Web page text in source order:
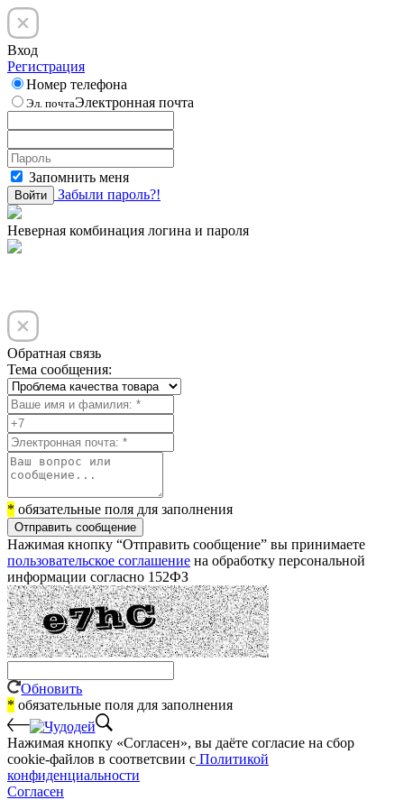
Вход
Регистрация
Номер телефона
Эл. почтаЭлектронная почта
Запомнить меня
Войти Забыли пароль?!
Неверная комбинация логина и пароля
Обратная связь
Тема сообщения:
* обязательные поля для заполнения
Отправить сообщение
Нажимая кнопку “Отправить сообщение” вы принимаете
пользовательское соглашение на обработку персональной
информации согласно 152ФЗ
Обновить
* обязательные поля для заполнения
Нажимая кнопку «Согласен», вы даёте cогласие на сбор
cookie-файлов в соответсвии с Политикой
конфиденциальности
Согласен